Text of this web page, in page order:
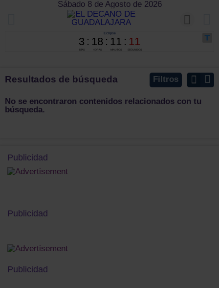
Sábado 8 de Agosto de 2026
Filtros
Resultados de búsqueda
No se encontraron contenidos relacionados con tu
búsqueda.
Publicidad
Publicidad
Publicidad